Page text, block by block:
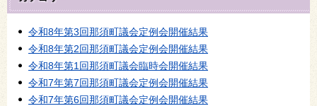
令和8年第3回那須町議会定例会開催結果
令和8年第2回那須町議会定例会開催結果
令和8年第1回那須町議会臨時会開催結果
令和7年第7回那須町議会定例会開催結果
令和7年第6回那須町議会定例会開催結果